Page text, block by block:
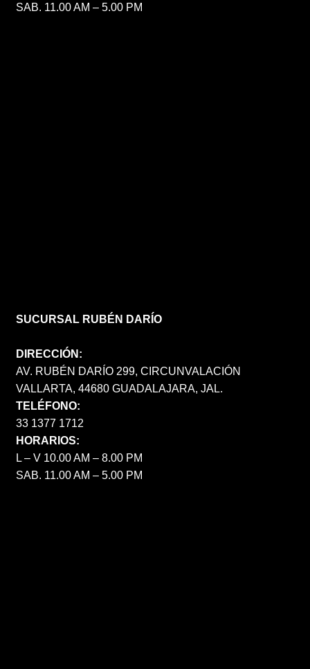
SAB. 11.00 AM – 5.00 PM
SUCURSAL RUBÉN DARÍO
DIRECCIÓN:
AV. RUBÉN DARÍO 299, CIRCUNVALACIÓN
VALLARTA, 44680 GUADALAJARA, JAL.
TELÉFONO:
33 1377 1712
HORARIOS:
L – V 10.00 AM – 8.00 PM
SAB. 11.00 AM – 5.00 PM